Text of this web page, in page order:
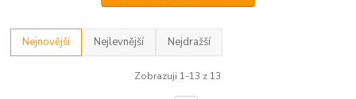
Nejnovější Nejlevnější Nejdražší
Zobrazuji 1-13 z 13